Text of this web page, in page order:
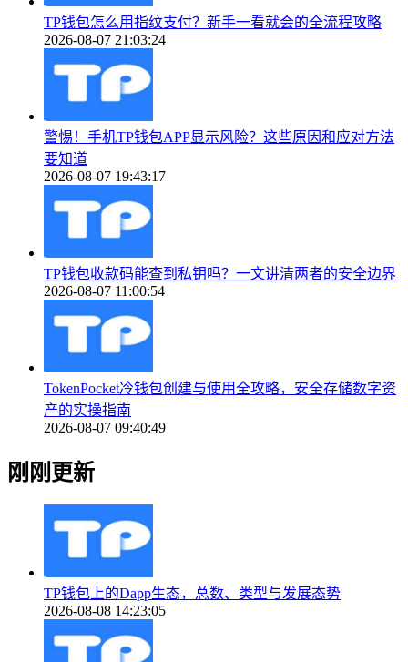
TP钱包怎么用指纹支付？新手一看就会的全流程攻略
2026-08-07 21:03:24
警惕！手机TP钱包APP显示风险？这些原因和应对方法
要知道
2026-08-07 19:43:17
TP钱包收款码能查到私钥吗？一文讲清两者的安全边界
2026-08-07 11:00:54
TokenPocket冷钱包创建与使用全攻略，安全存储数字资
产的实操指南
2026-08-07 09:40:49
刚刚更新
TP钱包上的Dapp生态，总数、类型与发展态势
2026-08-08 14:23:05